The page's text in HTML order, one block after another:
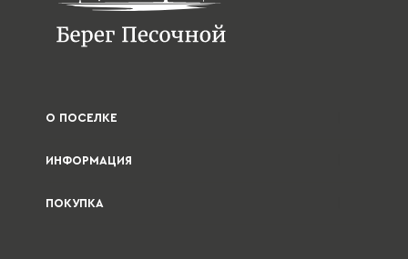
О ПОСЕЛКЕ
ИНФОРМАЦИЯ
ПОКУПКА